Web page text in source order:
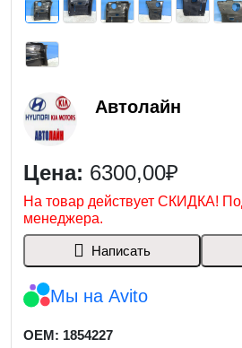
Автолайн
Цена: 6300,00₽
На товар действует СКИДКА!
менеджера.
Написать
Мы на Avito
OEM: 1854227